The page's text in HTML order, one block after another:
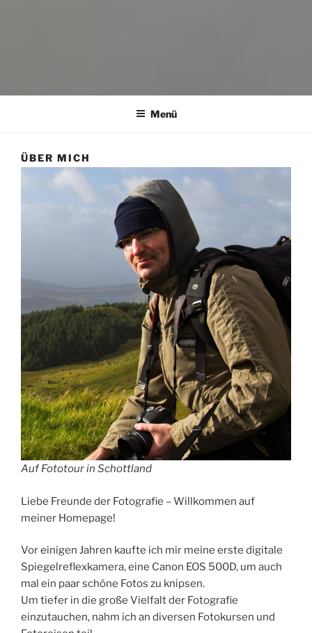
Menü
ÜBER MICH
Auf Fototour in Schottland
Liebe Freunde der Fotografie – Willkommen auf
meiner Homepage!
Vor einigen Jahren kaufte ich mir meine erste digitale
Spiegelreflexkamera, eine Canon EOS 500D, um auch
mal ein paar schöne Fotos zu knipsen.
Um tiefer in die große Vielfalt der Fotografie
einzutauchen, nahm ich an diversen Fotokursen und